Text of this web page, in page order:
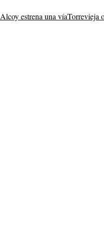
Alcoy estrena una víaTorrevieja